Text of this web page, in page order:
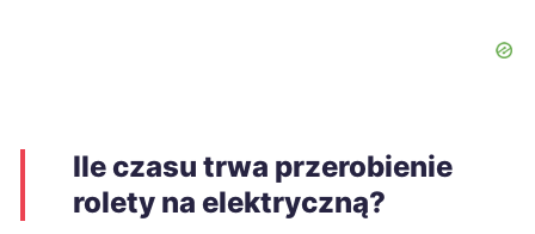
Ile czasu trwa przerobienie
rolety na elektryczną?